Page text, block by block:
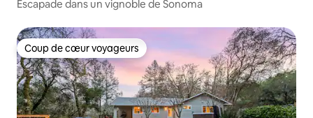
Escapade dans un vignoble de Sonoma
Coup de cœur voyageurs
Coup de cœur voyageurs